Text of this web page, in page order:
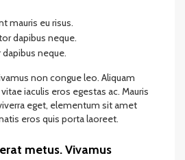
mauris eu risus.
dapibus neque.
neque.
non congue leo. Aliquam
iaculis eros egestas ac. Mauris
eget, elementum sit amet
eros quis porta laoreet.
metus. Vivamus